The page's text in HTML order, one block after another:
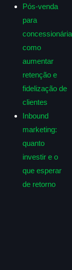
Pós-venda
para
como
aumentar
retenção e
fidelização de
clientes
Inbound
marketing:
quanto
investir e o
que esperar
de retorno